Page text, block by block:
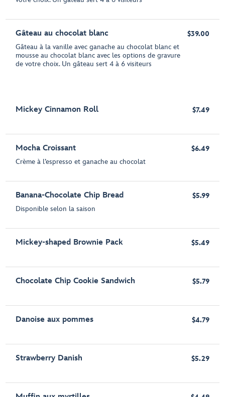
Gâteau au chocolat blanc
Gâteau à la vanille avec ganache au chocolat blanc et
mousse au chocolat blanc avec les options de gravure
de votre choix. Un gâteau sert 4 à 6 visiteurs
$39.00
Mickey Cinnamon Roll $7.49
Mocha Croissant
Crème à l’espresso et ganache au chocolat
$6.49
Banana-Chocolate Chip Bread
Disponible selon la saison
$5.99
Mickey-shaped Brownie Pack $5.49
Chocolate Chip Cookie Sandwich $5.79
Danoise aux pommes $4.79
Strawberry Danish $5.29